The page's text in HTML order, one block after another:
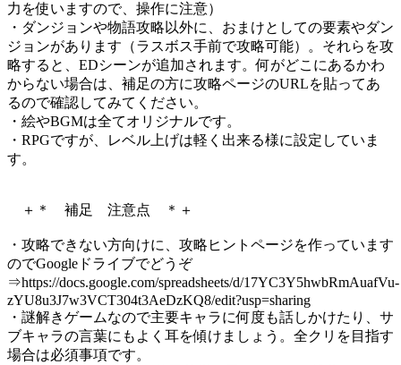
力を使いますので、操作に注意）
・ダンジョンや物語攻略以外に、おまけとしての要素やダン
ジョンがあります（ラスボス手前で攻略可能）。それらを攻
略すると、EDシーンが追加されます。何がどこにあるかわ
からない場合は、補足の方に攻略ページのURLを貼ってあ
るので確認してみてください。
・絵やBGMは全てオリジナルです。
・RPGですが、レベル上げは軽く出来る様に設定していま
す。
＋＊ 補足 注意点 ＊＋
・攻略できない方向けに、攻略ヒントページを作っています
のでGoogleドライブでどうぞ
⇒https://docs.google.com/spreadsheets/d/17YC3Y5hwbRmAuafVu-
zYU8u3J7w3VCT304t3AeDzKQ8/edit?usp=sharing
・謎解きゲームなので主要キャラに何度も話しかけたり、サ
ブキャラの言葉にもよく耳を傾けましょう。全クリを目指す
場合は必須事項です。